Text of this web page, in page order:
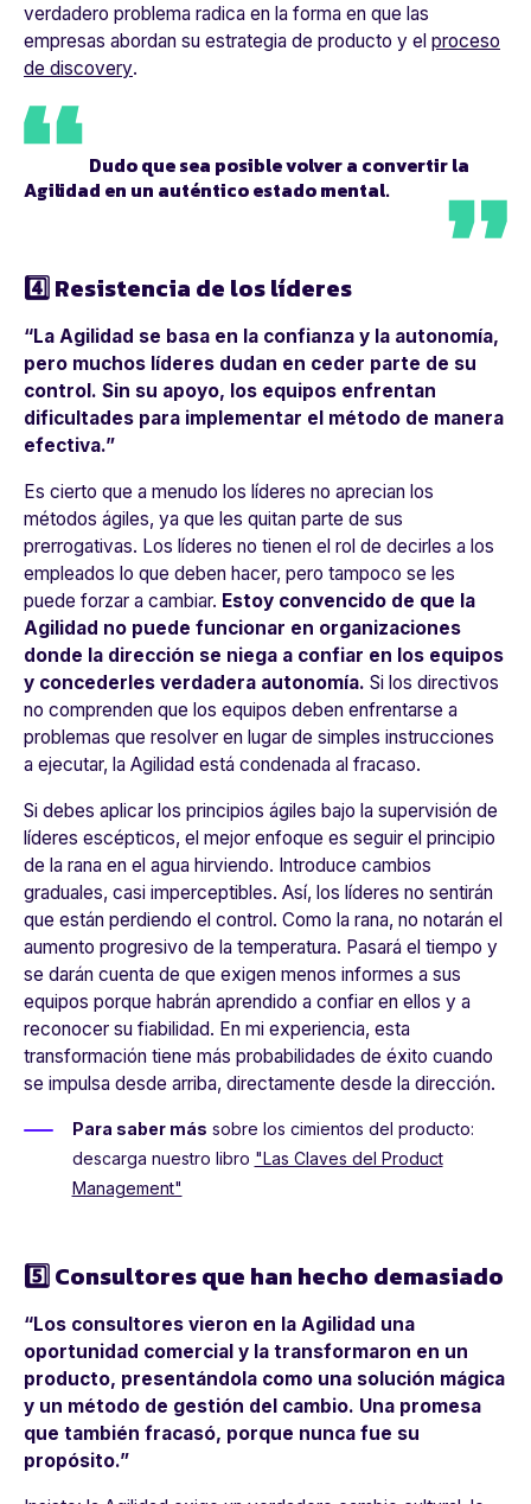
verdadero problema radica en la forma en que las
empresas abordan su estrategia de producto y el proceso
de discovery.
Dudo que sea posible volver a convertir la
Agilidad en un auténtico estado mental.
4️⃣ Resistencia de los líderes
“La Agilidad se basa en la confianza y la autonomía,
pero muchos líderes dudan en ceder parte de su
control. Sin su apoyo, los equipos enfrentan
dificultades para implementar el método de manera
efectiva.”
Es cierto que a menudo los líderes no aprecian los
métodos ágiles, ya que les quitan parte de sus
prerrogativas. Los líderes no tienen el rol de decirles a los
empleados lo que deben hacer, pero tampoco se les
puede forzar a cambiar. Estoy convencido de que la
Agilidad no puede funcionar en organizaciones
donde la dirección se niega a confiar en los equipos
y concederles verdadera autonomía. Si los directivos
no comprenden que los equipos deben enfrentarse a
problemas que resolver en lugar de simples instrucciones
a ejecutar, la Agilidad está condenada al fracaso.
Si debes aplicar los principios ágiles bajo la supervisión de
líderes escépticos, el mejor enfoque es seguir el principio
de la rana en el agua hirviendo. Introduce cambios
graduales, casi imperceptibles. Así, los líderes no sentirán
que están perdiendo el control. Como la rana, no notarán el
aumento progresivo de la temperatura. Pasará el tiempo y
se darán cuenta de que exigen menos informes a sus
equipos porque habrán aprendido a confiar en ellos y a
reconocer su fiabilidad. En mi experiencia, esta
transformación tiene más probabilidades de éxito cuando
se impulsa desde arriba, directamente desde la dirección.
Para saber más sobre los cimientos del producto:
descarga nuestro libro "Las Claves del Product
Management"
5️⃣ Consultores que han hecho demasiado
“Los consultores vieron en la Agilidad una
oportunidad comercial y la transformaron en un
producto, presentándola como una solución mágica
y un método de gestión del cambio. Una promesa
que también fracasó, porque nunca fue su
propósito.”